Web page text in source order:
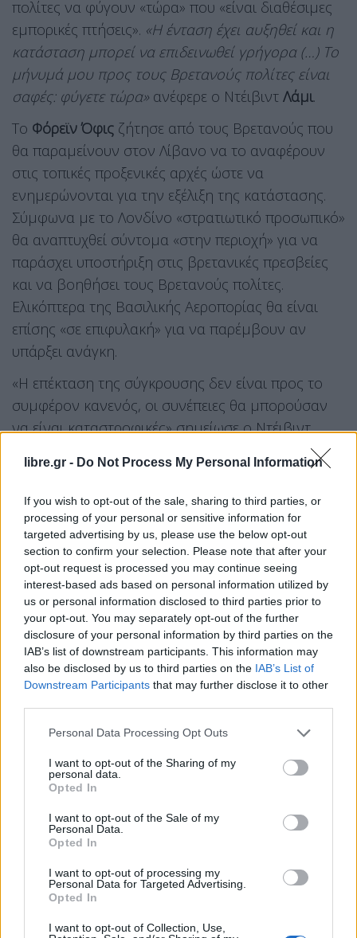
libre.gr - Do Not Process My Personal Information
If you wish to opt-out of the sale, sharing to third parties, or
processing of your personal or sensitive information for
targeted advertising by us, please use the below opt-out
section to confirm your selection. Please note that after your
opt-out request is processed you may continue seeing
interest-based ads based on personal information utilized by
us or personal information disclosed to third parties prior to
your opt-out. You may separately opt-out of the further
disclosure of your personal information by third parties on the
IAB’s list of downstream participants. This information may
also be disclosed by us to third parties on the IAB’s List of
Downstream Participants that may further disclose it to other
Personal Data Processing Opt Outs
I want to opt-out of the Sharing of my
personal data.
Opted In
I want to opt-out of the Sale of my
Personal Data.
Opted In
I want to opt-out of processing my
Personal Data for Targeted Advertising.
Opted In
I want to opt-out of Collection, Use,
πολίτες να φύγουν «τώρα» που «είναι διαθέσιμες
εμπορικές πτήσεις». «Η ένταση έχει αυξηθεί και η
κατάσταση μπορεί να επιδεινωθεί γρήγορα (…) Το
μήνυμά μου προς τους Βρετανούς πολίτες είναι
σαφές: φύγετε τώρα» ανέφερε ο Ντέιβιντ Λάμι.
Το Φόρεϊν Όφις ζήτησε από τους Βρετανούς που
θα παραμείνουν στον Λίβανο να το αναφέρουν
στις τοπικές προξενικές αρχές ώστε να
ενημερώνονται για την εξέλιξη της κατάστασης.
Σύμφωνα με το Λονδίνο «στρατιωτικό προσωπικό»
θα αναπτυχθεί σύντομα «στην περιοχή» για να
παράσχει υποστήριξη στις βρετανικές πρεσβείες
και να βοηθήσει τους Βρετανούς πολίτες.
Ελικόπτερα της Βασιλικής Αεροπορίας θα είναι
επίσης «σε επιφυλακή» για να παρέμβουν αν
υπάρξει ανάγκη.
«Η επέκταση της σύγκρουσης δεν είναι προς το
συμφέρον κανενός, οι συνέπειες θα μπορούσαν
να είναι καταστροφικές» σημείωσε ο Ντέιβιντ
αποκλιμάκωση και μια «διπλωματική λύση».
Η κυβέρνηση τουΚαναδάπροειδοποίησε
χθες Σάββατο τους πολίτες να αποφύγουν τα
ταξίδια στο Ισραήλ, υπογραμμίζοντας τους
κινδύνους που ελλοχεύουν από τις
εχθροπραξίες στην ευρύτερη περιοχή.
«Το επίπεδο ασφαλείας μπορεί να επιδεινωθεί
περαιτέρω, απροειδοποίητα», αναφέρει η
καναδική κυβέρνηση σε ταξιδιωτική οδηγία που
εξέδωσε για το Ισραήλ.
«Εάν η ένοπλη σύγκρουση κλιμακωθεί, θα
αναχωρήσετε με εμπορικά μέσα. Μπορεί να
προκαλέσει διαταραχές στις μετακινήσεις, όπως το
κλείσιμο του εναέριου χώρου και ακυρώσεις ή
εκτροπές πτήσεων», επισημαίνεται στην
Σημειώνεται ότι πρόκειται για τη μεγαλύτερη